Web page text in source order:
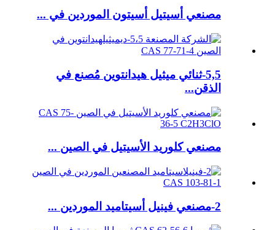
مصنعي أسيتيل أسيتون الموردين في ...
5,5-ثنائي ميثيل هيدانتوين مُصنع في
الذقن...
مصنعي كلوريد الأسيتيل في الصين ...
2-مصنعي فينيل أسيتاميد الموردين ...